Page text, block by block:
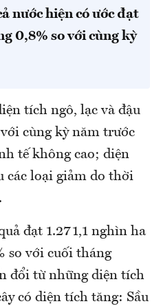
nước hiện có ước đạt
0,8% so với cùng kỳ
tích ngô, lạc và đậu
cùng kỳ năm trước
tế không cao; diện
các loại giảm do thời
đạt 1.271,1 nghìn ha
so với cuối tháng
đổi từ những diện tích
có diện tích tăng: Sầu